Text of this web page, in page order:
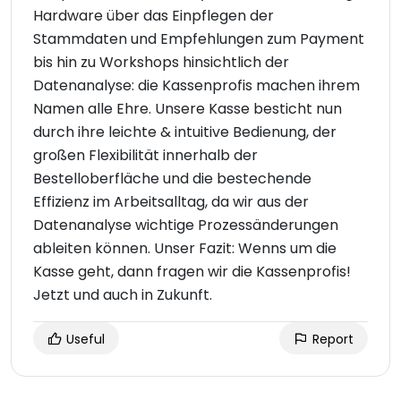
Hardware über das Einpflegen der
Stammdaten und Empfehlungen zum Payment
bis hin zu Workshops hinsichtlich der
Datenanalyse: die Kassenprofis machen ihrem
Namen alle Ehre. Unsere Kasse besticht nun
durch ihre leichte & intuitive Bedienung, der
großen Flexibilität innerhalb der
Bestelloberfläche und die bestechende
Effizienz im Arbeitsalltag, da wir aus der
Datenanalyse wichtige Prozessänderungen
ableiten können. Unser Fazit: Wenns um die
Kasse geht, dann fragen wir die Kassenprofis!
Jetzt und auch in Zukunft.
Useful Report